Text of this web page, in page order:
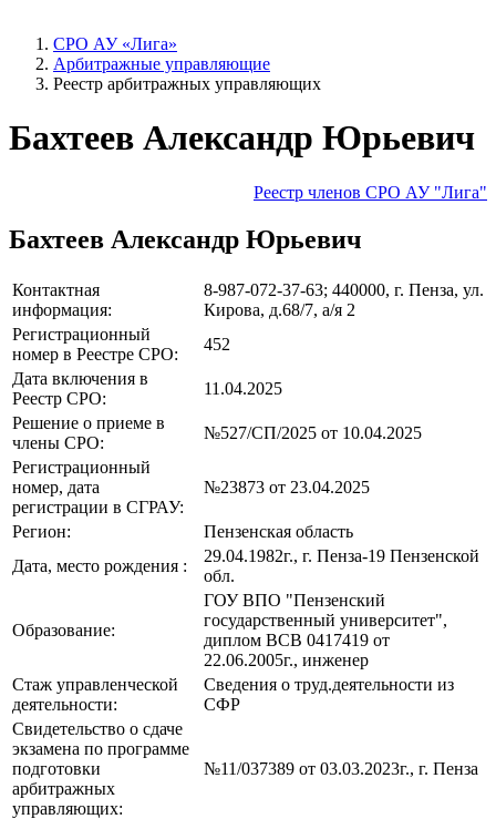
СРО АУ «Лига»
Арбитражные управляющие
Реестр арбитражных управляющих
Бахтеев Александр Юрьевич
Реестр членов СРО АУ "Лига"
Бахтеев Александр Юрьевич
Контактная
информация:
8-987-072-37-63; 440000, г. Пенза, ул.
Кирова, д.68/7, а/я 2
Регистрационный
номер в Реестре СРО:
452
Дата включения в
Реестр СРО:
11.04.2025
Решение о приеме в
члены СРО:
№527/СП/2025 от 10.04.2025
Регистрационный
номер, дата
регистрации в СГРАУ:
№23873 от 23.04.2025
Регион:
Пензенская область
Дата, место рождения :
29.04.1982г., г. Пенза-19 Пензенской
обл.
Образование:
ГОУ ВПО "Пензенский
государственный университет",
диплом ВСВ 0417419 от
22.06.2005г., инженер
Стаж управленческой
деятельности:
Сведения о труд.деятельности из
СФР
Свидетельство о сдаче
экзамена по программе
подготовки
арбитражных
управляющих:
№11/037389 от 03.03.2023г., г. Пенза